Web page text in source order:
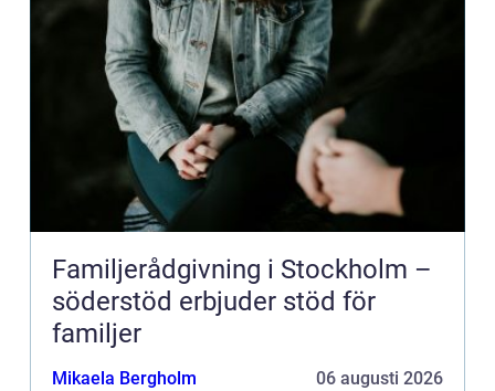
Familjerådgivning i Stockholm –
söderstöd erbjuder stöd för
familjer
Mikaela Bergholm 06 augusti 2026